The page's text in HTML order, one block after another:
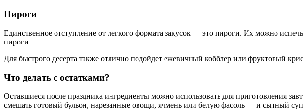
Пироги
Единственное отступление от легкого формата закусок — это пироги. Их можно
пироги.
Для быстрого десерта также отлично подойдет ежевичный кобблер или фруктовый
Что делать с остатками?
Оставшиеся после праздника ингредиенты можно использовать для приготовления
смешать готовый бульон, нарезанные овощи, ячмень или белую фасоль — и сытный